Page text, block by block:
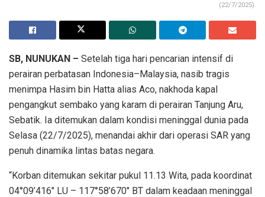
(22/7/2025).
SB, NUNUKAN – Setelah tiga hari pencarian intensif di
perairan perbatasan Indonesia–Malaysia, nasib tragis
menimpa Hasim bin Hatta alias Aco, nakhoda kapal
pengangkut sembako yang karam di perairan Tanjung Aru,
Sebatik. Ia ditemukan dalam kondisi meninggal dunia pada
Selasa (22/7/2025), menandai akhir dari operasi SAR yang
penuh dinamika lintas batas negara.
“Korban ditemukan sekitar pukul 11.13 Wita, pada koordinat
04°09’416″ LU – 117°58’670″ BT dalam keadaan meninggal